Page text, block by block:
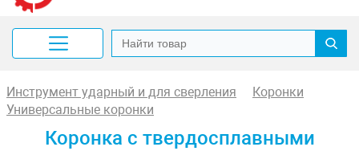
Инструмент ударный и для сверления
Коронки
Универсальные коронки
Коронка с твердосплавными